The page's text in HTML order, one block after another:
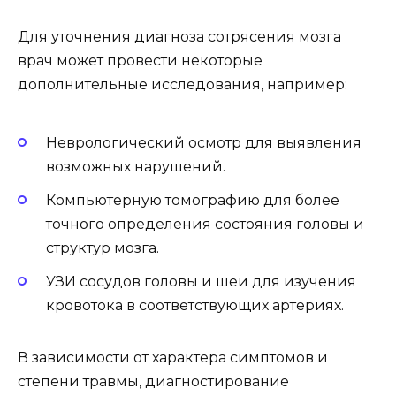
Для уточнения диагноза сотрясения мозга
врач может провести некоторые
дополнительные исследования, например:
Неврологический осмотр для выявления
возможных нарушений.
Компьютерную томографию для более
точного определения состояния головы и
структур мозга.
УЗИ сосудов головы и шеи для изучения
кровотока в соответствующих артериях.
В зависимости от характера симптомов и
степени травмы, диагностирование